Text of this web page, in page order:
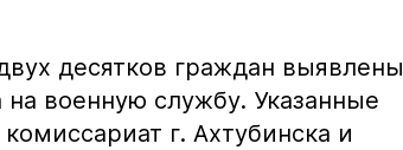
десятков граждан выявлены
военную службу. Указанные
г. Ахтубинска и